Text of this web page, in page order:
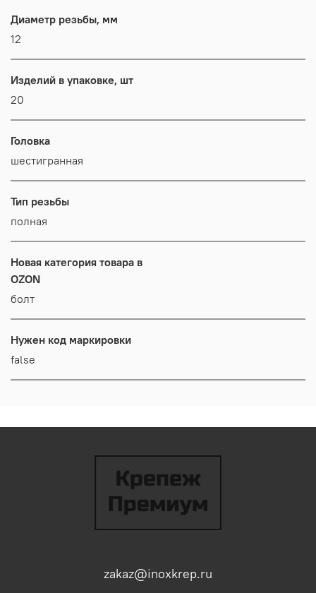
Диаметр резьбы, мм
12
Изделий в упаковке, шт
20
Головка
шестигранная
Тип резьбы
полная
Новая категория товара в
OZON
болт
Нужен код маркировки
false
zakaz@inoxkrep.ru